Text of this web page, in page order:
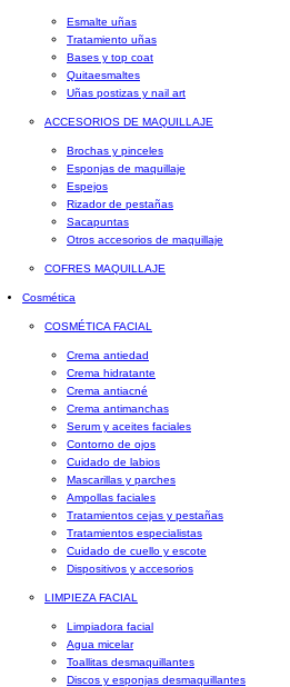
Esmalte uñas
Tratamiento uñas
Bases y top coat
Quitaesmaltes
Uñas postizas y nail art
ACCESORIOS DE MAQUILLAJE
Brochas y pinceles
Esponjas de maquillaje
Espejos
Rizador de pestañas
Sacapuntas
Otros accesorios de maquillaje
COFRES MAQUILLAJE
Cosmética
COSMÉTICA FACIAL
Crema antiedad
Crema hidratante
Crema antiacné
Crema antimanchas
Serum y aceites faciales
Contorno de ojos
Cuidado de labios
Mascarillas y parches
Ampollas faciales
Tratamientos cejas y pestañas
Tratamientos especialistas
Cuidado de cuello y escote
Dispositivos y accesorios
LIMPIEZA FACIAL
Limpiadora facial
Agua micelar
Toallitas desmaquillantes
Discos y esponjas desmaquillantes